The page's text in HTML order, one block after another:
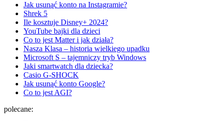
Jak usunąć konto na Instagramie?
Shrek 5
Ile kosztuje Disney+ 2024?
YouTube bajki dla dzieci
Co to jest Matter i jak działa?
Nasza Klasa – historia wielkiego upadku
Microsoft S – tajemniczy tryb Windows
Jaki smartwatch dla dziecka?
Casio G-SHOCK
Jak usunąć konto Google?
Co to jest AGI?
polecane: